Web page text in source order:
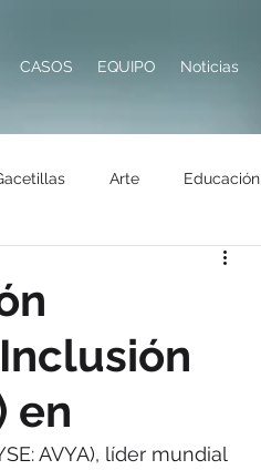
CASOS EQUIPO Noticias
Arte Educación
Turismo
en
AVYA), líder mundial